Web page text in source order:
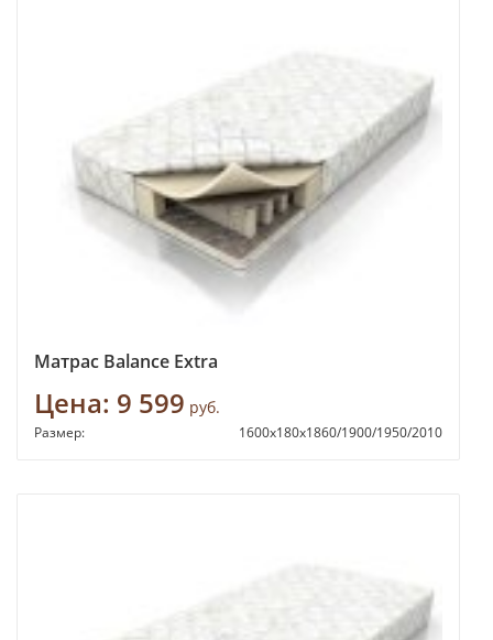
Матрас Balance Extra
Цена: 9 599 руб.
Размер: 1600х180х1860/1900/1950/2010